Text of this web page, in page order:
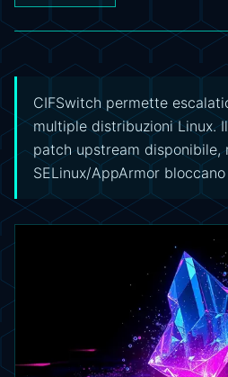
CIFSwitch permette
multiple distribuzioni Linux.
patch upstream disponibile,
SELinux/AppArmor bloccano